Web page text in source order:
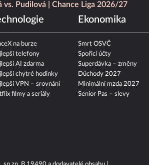
vs. Pudilová Chance Liga 2026/27
na burze
telefony
AI zdarma
chytré hodinky
VPN – srovnání
filmy a seriály
Ekonomika
Smrt OSVČ
Spořicí účty
Superdávka – změny
Důchody 2027
Minimální mzda 2027
Senior Pas – slevy